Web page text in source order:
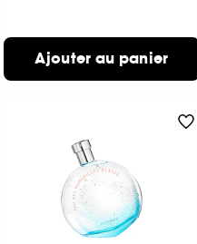
Ajouter au panier